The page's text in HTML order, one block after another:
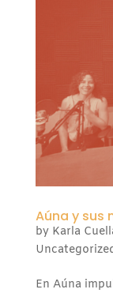
Aúna y sus
by Karla
En Aúna